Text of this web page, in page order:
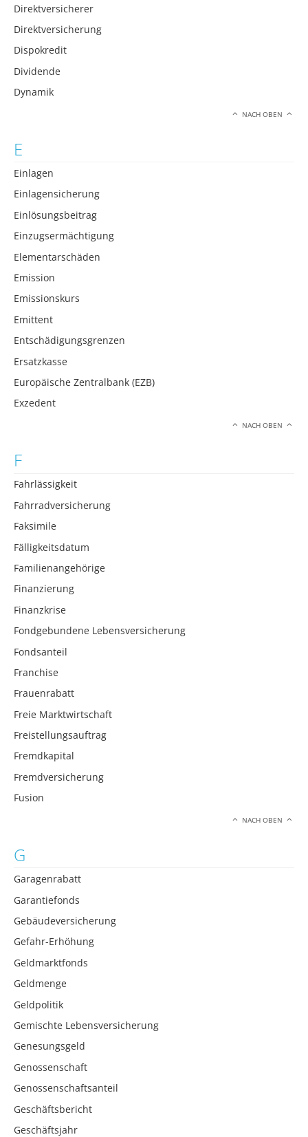
Direktversicherer
Direktversicherung
Dispokredit
Dividende
Dynamik
NACH OBEN
E
Einlagen
Einlagensicherung
Einlösungsbeitrag
Einzugsermächtigung
Elementarschäden
Emission
Emissionskurs
Emittent
Entschädigungsgrenzen
Ersatzkasse
Europäische Zentralbank (EZB)
Exzedent
NACH OBEN
F
Fahrlässigkeit
Fahrradversicherung
Faksimile
Fälligkeitsdatum
Familienangehörige
Finanzierung
Finanzkrise
Fondgebundene Lebensversicherung
Fondsanteil
Franchise
Frauenrabatt
Freie Marktwirtschaft
Freistellungsauftrag
Fremdkapital
Fremdversicherung
Fusion
NACH OBEN
G
Garagenrabatt
Garantiefonds
Gebäudeversicherung
Gefahr-Erhöhung
Geldmarktfonds
Geldmenge
Geldpolitik
Gemischte Lebensversicherung
Genesungsgeld
Genossenschaft
Genossenschaftsanteil
Geschäftsbericht
Geschäftsjahr